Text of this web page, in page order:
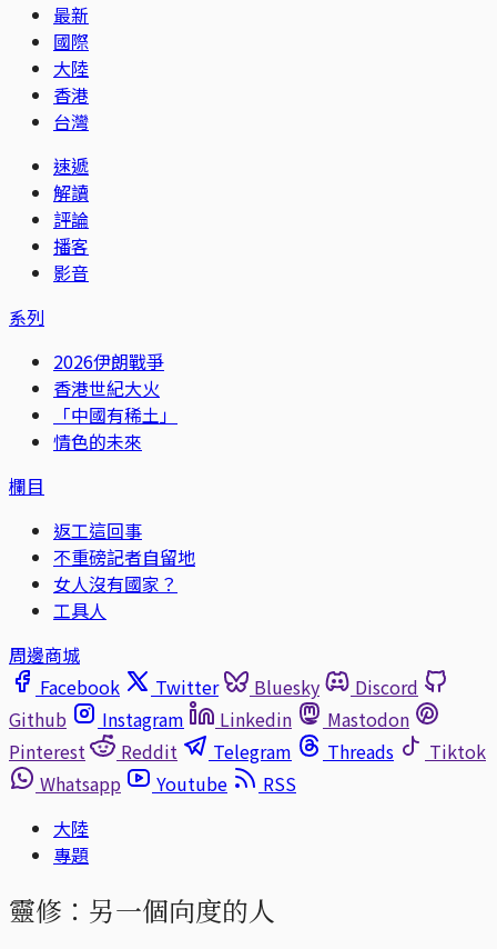
最新
國際
大陸
香港
台灣
速遞
解讀
評論
播客
影音
系列
2026伊朗戰爭
香港世紀大火
「中國有稀土」
情色的未來
欄目
返工這回事
不重磅記者自留地
女人沒有國家？
工具人
周邊商城
Facebook
Twitter Bluesky
Discord
Github
Instagram Linkedin
Mastodon
Pinterest
Reddit Telegram Threads
Tiktok
Whatsapp
Youtube
RSS
大陸
專題
靈修：另一個向度的人